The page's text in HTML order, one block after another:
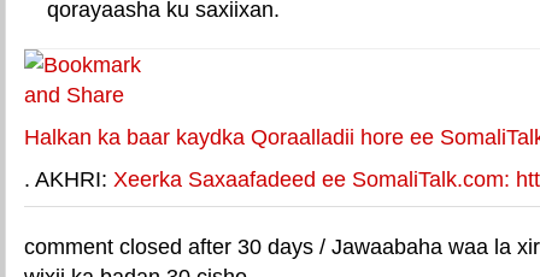
qorayaasha ku saxiixan.
Halkan ka baar kaydka Qoraalladii hore ee
. AKHRI: Xeerka Saxaafadeed ee SomaliTalk.com:
comment closed after 30 days / Jawaabaha waa la